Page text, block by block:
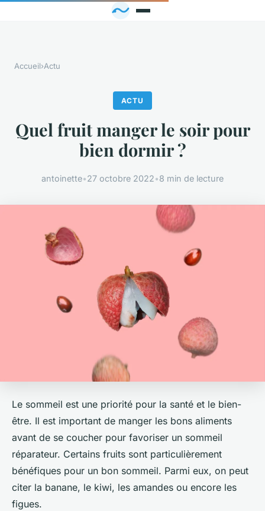
Accueil›Actu
ACTU
Quel fruit manger le soir pour
bien dormir ?
antoinette•27 octobre 2022•8 min de lecture
Le sommeil est une priorité pour la santé et le bien-
être. Il est important de manger les bons aliments
avant de se coucher pour favoriser un sommeil
réparateur. Certains fruits sont particulièrement
bénéfiques pour un bon sommeil. Parmi eux, on peut
citer la banane, le kiwi, les amandes ou encore les
figues.